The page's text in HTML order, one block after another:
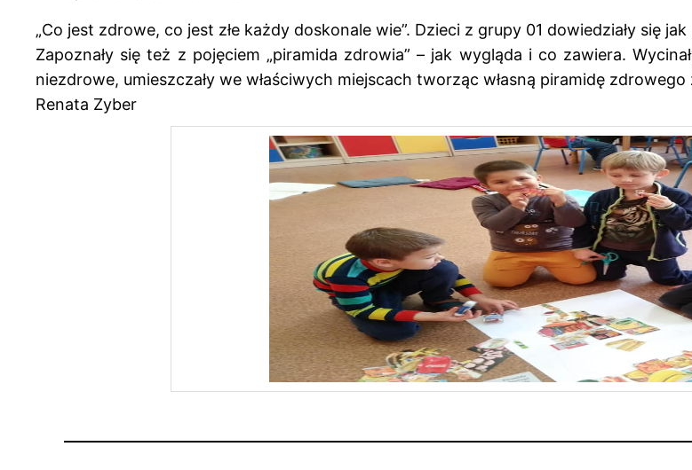
„Co jest zdrowe, co jest złe każdy doskonale wie”. Dzieci z grupy 01 dowiedziały się
Zapoznały się też z pojęciem „piramida zdrowia” – jak wygląda i co zawiera.
niezdrowe, umieszczały we właściwych miejscach tworząc własną piramidę zdrowego
Renata Zyber